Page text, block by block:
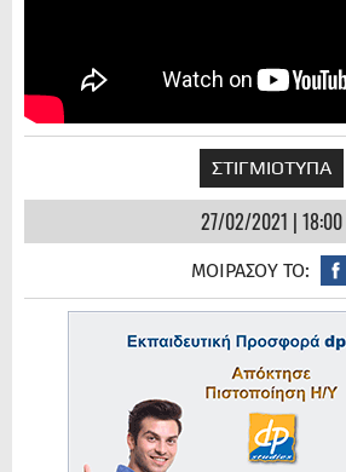
ΣΤΙΓΜΙΟΤΥΠΑ
27/02/2021 | 18:00
ΜΟΙΡΑΣΟΥ ΤΟ: